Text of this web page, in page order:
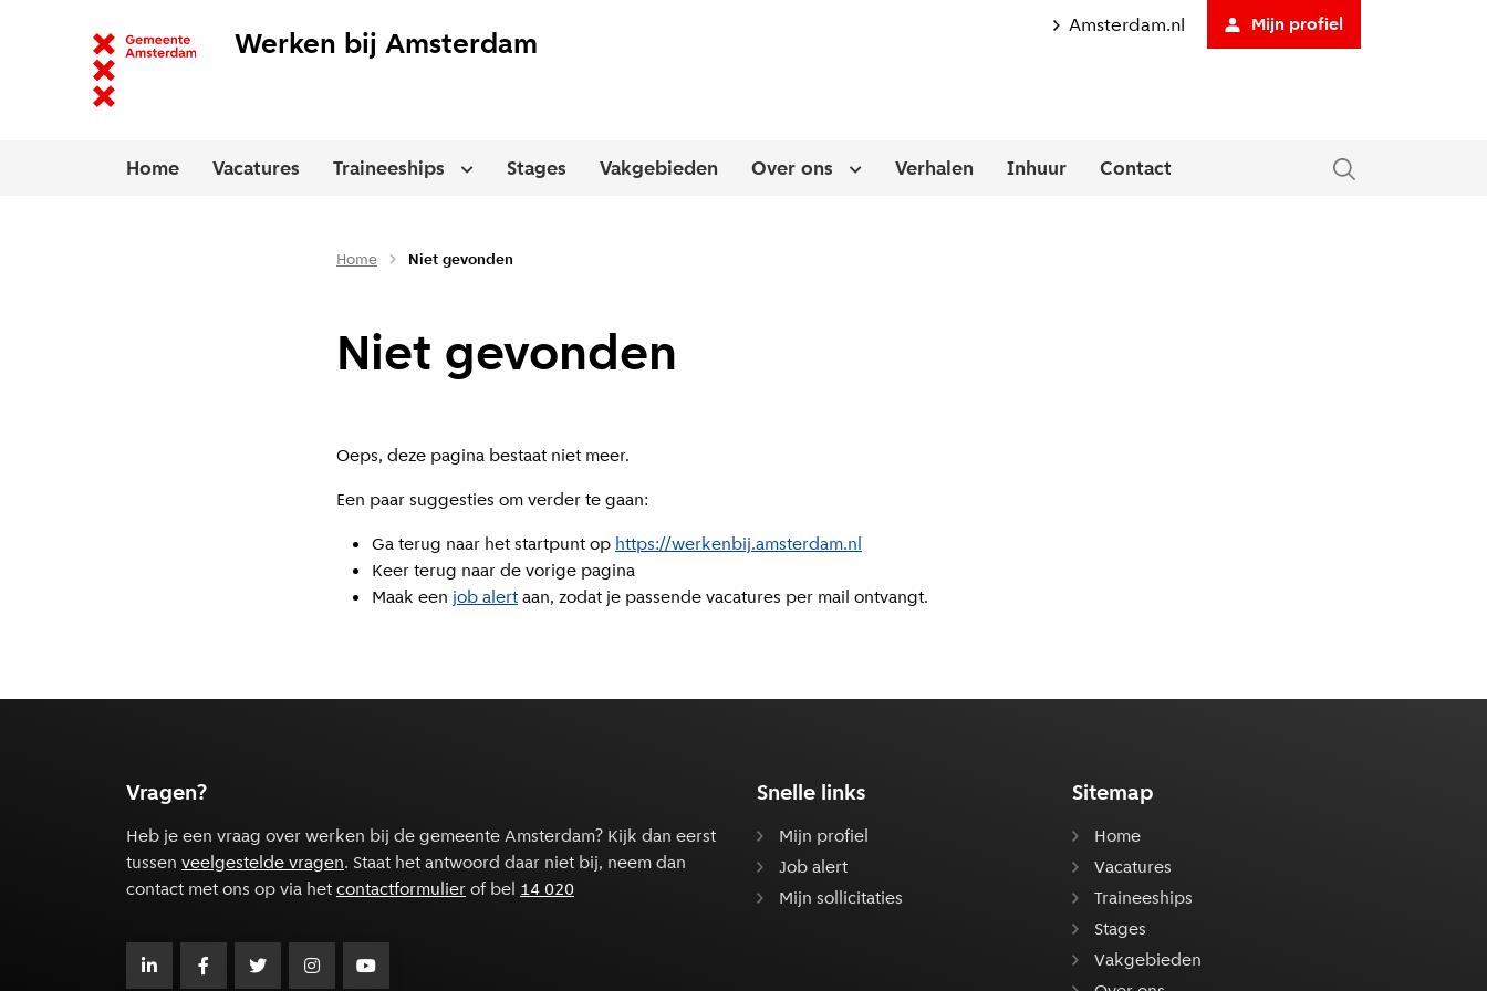
Werken bij Amsterdam
Amsterdam.nl Mijn profiel
Home Vacatures Traineeships Open of sluit uitklapmenu
Stages Vakgebieden Over ons Open of sluit uitklapmenu
Verhalen Inhuur Contact
Home Niet gevonden
Niet gevonden
Oeps, deze pagina bestaat niet meer.
Een paar suggesties om verder te gaan:
Ga terug naar het startpunt op https://werkenbij.amsterdam.nl
Keer terug naar de vorige pagina
Maak een job alertaan, zodat je passende vacatures per mail ontvangt.
Vragen?
Heb je een vraag over werken bij de gemeente Amsterdam? Kijk dan eerst
tussen veelgestelde vragen. Staat het antwoord daar niet bij, neem dan
contact met ons op via hetcontactformulierof bel 14 020
Snelle links
Mijn profiel
Job alert
Mijn sollicitaties
Sitemap
Home
Vacatures
Traineeships
Stages
Vakgebieden